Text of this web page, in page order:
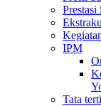
Prestasi
IPM
Tata